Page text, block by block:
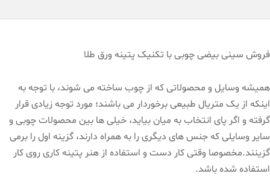
فروش سینی بیضی چوبی با تکنیک پتینه ورق طلا
همیشه وسایل و محصولاتی که از چوب ساخته می شوند، با توجه به
اینکه از یک متریال طبیعی برخوردار می باشند؛ مورد توجه زیادی قرار
گرفته و اگر پای انتخاب به میان بیاید، خیلی ها بین محصولات چوبی و
سایر وسایلی که جنس های دیگری را به همراه دارند، گزینه اول را برمی
گزینند.مخصوصا وقتی کار دست و استفاده از هنر پتینه کاری روی کار
استفاده شده باشد.